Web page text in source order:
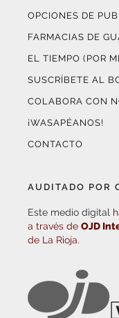
OPCIONES DE
FARMACIAS DE
EL TIEMPO (POR
SUSCRÍBETE AL
COLABORA CON
¡WASAPÉANOS!
CONTACTO
AUDITADO POR
Este medio digital
a través de OJD
de La Rioja.